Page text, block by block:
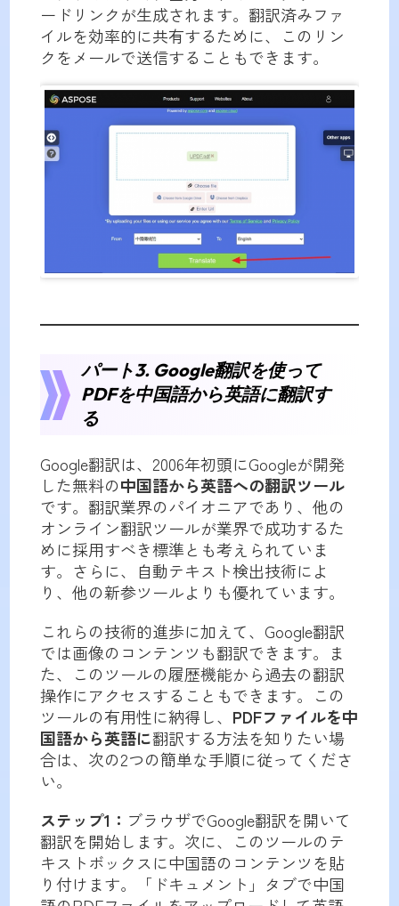
ードリンクが生成されます。翻訳済みファ
イルを効率的に共有するために、このリン
クをメールで送信することもできます。
パート3. Google翻訳を使って
PDFを中国語から英語に翻訳す
る
Google翻訳は、2006年初頭にGoogleが開発
した無料の中国語から英語への翻訳ツール
です。翻訳業界のパイオニアであり、他の
オンライン翻訳ツールが業界で成功するた
めに採用すべき標準とも考えられていま
す。さらに、自動テキスト検出技術によ
り、他の新参ツールよりも優れています。
これらの技術的進歩に加えて、Google翻訳
では画像のコンテンツも翻訳できます。ま
た、このツールの履歴機能から過去の翻訳
操作にアクセスすることもできます。この
ツールの有用性に納得し、 PDFファイルを中
国語から英語に翻訳する方法を知りたい場
合は、次の2つの簡単な手順に従ってくださ
い。
ステップ1： ブラウザでGoogle翻訳を開いて
翻訳を開始します。次に、このツールのテ
キストボックスに中国語のコンテンツを貼
り付けます。「ドキュメント」タブで中国